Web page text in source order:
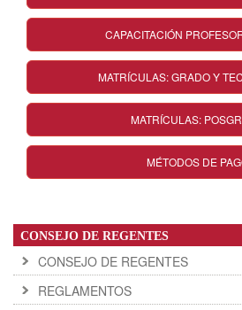
CAPACITACIÓN
MATRÍCULAS: GRADO Y
MATRÍCULAS:
MÉTODOS DE
CONSEJO DE REGENTES
CONSEJO DE REGENTES
REGLAMENTOS